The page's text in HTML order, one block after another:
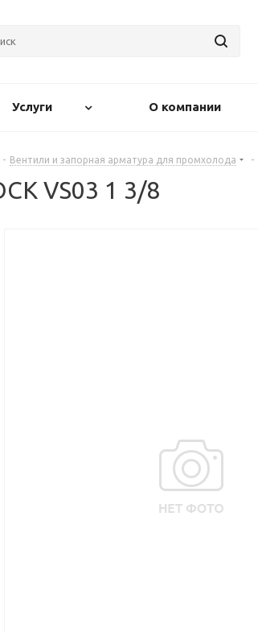
Услуги О компании
- Вентили и запорная арматура для промхолода -
VS03 1 3/8